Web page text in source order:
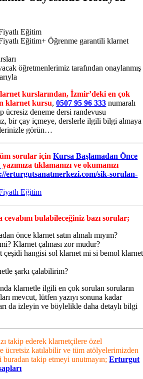
+ Öğrenme garantili klarnet
öğretmenlerimiz tarafından onaylanmış
kurslarından, İzmir’deki en çok
klarnet kursu,0507 95 96 333 numaralı
ücresiz deneme dersi randevusu
bir çay içmeye, derslerle ilgili bilgi almaya
görün…
sorular içinKursa Başlamadan Önce
yazımıza tıklamanızı ve okumanızı
erturgutsanatmerkezi.com/sik-sorulan-
bulabileceğiniz bazı sorular;
önce klarnet satın almalı mıyım?
Klarnet çalması zor mudur?
çeşidi hangisi sol klarnet mi si bemol klarnet
şarkı çalabilirim?
klarnetle ilgili en çok sorulan soruların
mevcut, lütfen yazıyı sonuna kadar
da izleyin ve böylelikle daha detaylı bilgi
takip ederek klarnetçilere özel
ücretsiz katılabilir ve tüm atölyelerimizden
takip etmeyi unutmayın;Erturgut